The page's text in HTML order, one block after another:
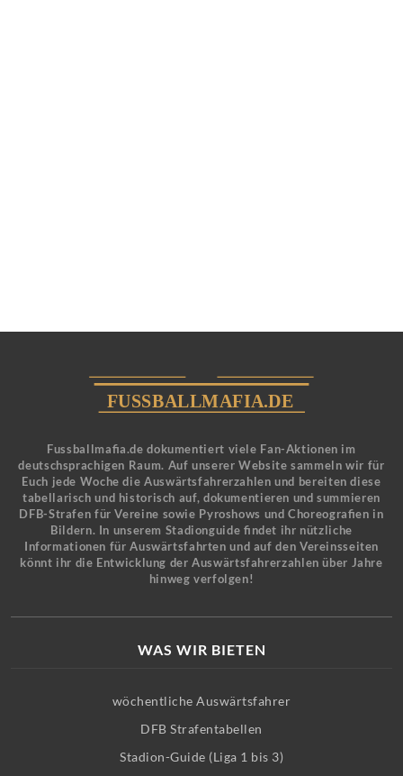
Fussballmafia.de dokumentiert viele Fan-Aktionen im
deutschsprachigen Raum. Auf unserer Website sammeln wir für
Euch jede Woche die Auswärtsfahrerzahlen und bereiten diese
tabellarisch und historisch auf, dokumentieren und summieren
DFB-Strafen für Vereine sowie Pyroshows und Choreografien in
Bildern. In unserem Stadionguide findet ihr nützliche
Informationen für Auswärtsfahrten und auf den Vereinsseiten
könnt ihr die Entwicklung der Auswärtsfahrerzahlen über Jahre
hinweg verfolgen!
WAS WIR BIETEN
wöchentliche Auswärtsfahrer
DFB Strafentabellen
Stadion-Guide (Liga 1 bis 3)